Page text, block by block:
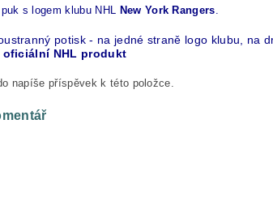
s logem klubu NHL New York Rangers.
potisk - na jedné straně logo klubu, na
oficiální NHL produkt
napíše příspěvek k této položce.